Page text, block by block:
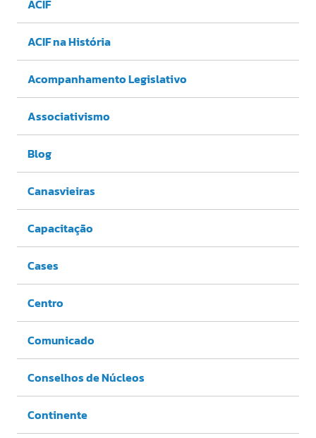
ACIF
ACIF na História
Acompanhamento Legislativo
Associativismo
Blog
Canasvieiras
Capacitação
Cases
Centro
Comunicado
Conselhos de Núcleos
Continente